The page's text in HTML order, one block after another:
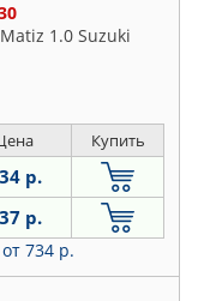
1.0 Suzuki
Купить
р.
р.
от 734 р.